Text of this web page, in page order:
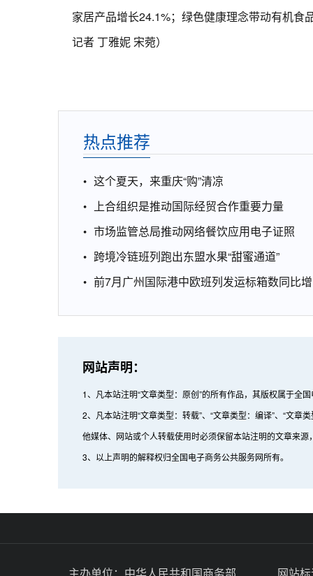
家居产品增长24.1%；绿色健康理念带动有机
记者 丁雅妮 宋菀）
热点推荐
这个夏天，来重庆“购”清凉
上合组织是推动国际经贸合作重要力量
市场监管总局推动网络餐饮应用电子证照
跨境冷链班列跑出东盟水果“甜蜜通道”
前7月广州国际港中欧班列发运标箱数同比
网站声明：
1、凡本站注明“文章类型：原创”的所有作品，其版权属于全
2、凡本站注明“文章类型：转载”、“文章类型：编译”、“文
他媒体、网站或个人转载使用时必须保留本站注明的文章来源
3、以上声明的解释权归全国电子商务公共服务网所有。